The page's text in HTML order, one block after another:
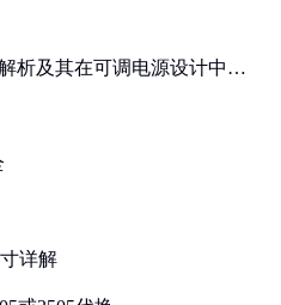
析及其在可调电源设计中的
详解